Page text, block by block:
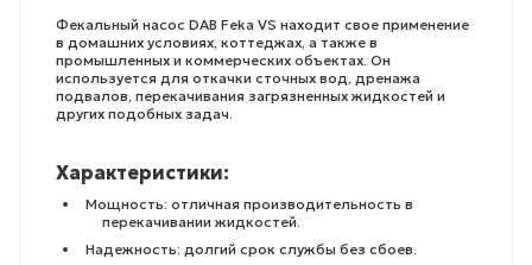
Фекальный насос DAB Feka VS находит свое применение
в домашних условиях, коттеджах, а также в
промышленных и коммерческих объектах. Он
используется для откачки сточных вод, дренажа
подвалов, перекачивания загрязненных жидкостей и
других подобных задач.
Характеристики:
Мощность: отличная производительность в
перекачивании жидкостей.
Надежность: долгий срок службы без сбоев.